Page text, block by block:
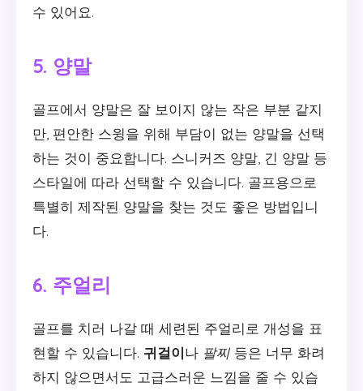
수 있어요.
5. 양말
골프에서 양말은 잘 보이지 않는 작은 부분 같지
만, 편안한 스윙을 위해 부담이 없는 양말을 선택
하는 것이 중요합니다. 스니커즈 양말, 긴 양말 등
스타일에 따라 선택할 수 있습니다. 골프용으로
특별히 제작된 양말을 찾는 것도 좋은 방법입니
다.
6. 주얼리
골프를 치러 나갈 때 세련된 주얼리로 개성을 표
현할 수 있습니다. 귀걸이나 팔찌등은 너무 화려
하지 않으면서도 고급스러운 느낌을 줄 수 있습